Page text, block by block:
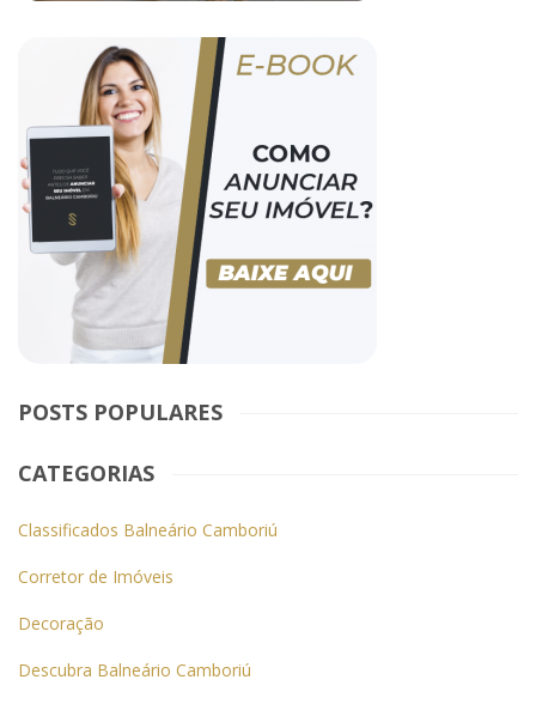
POSTS POPULARES
CATEGORIAS
Classificados Balneário Camboriú
Corretor de Imóveis
Decoração
Descubra Balneário Camboriú